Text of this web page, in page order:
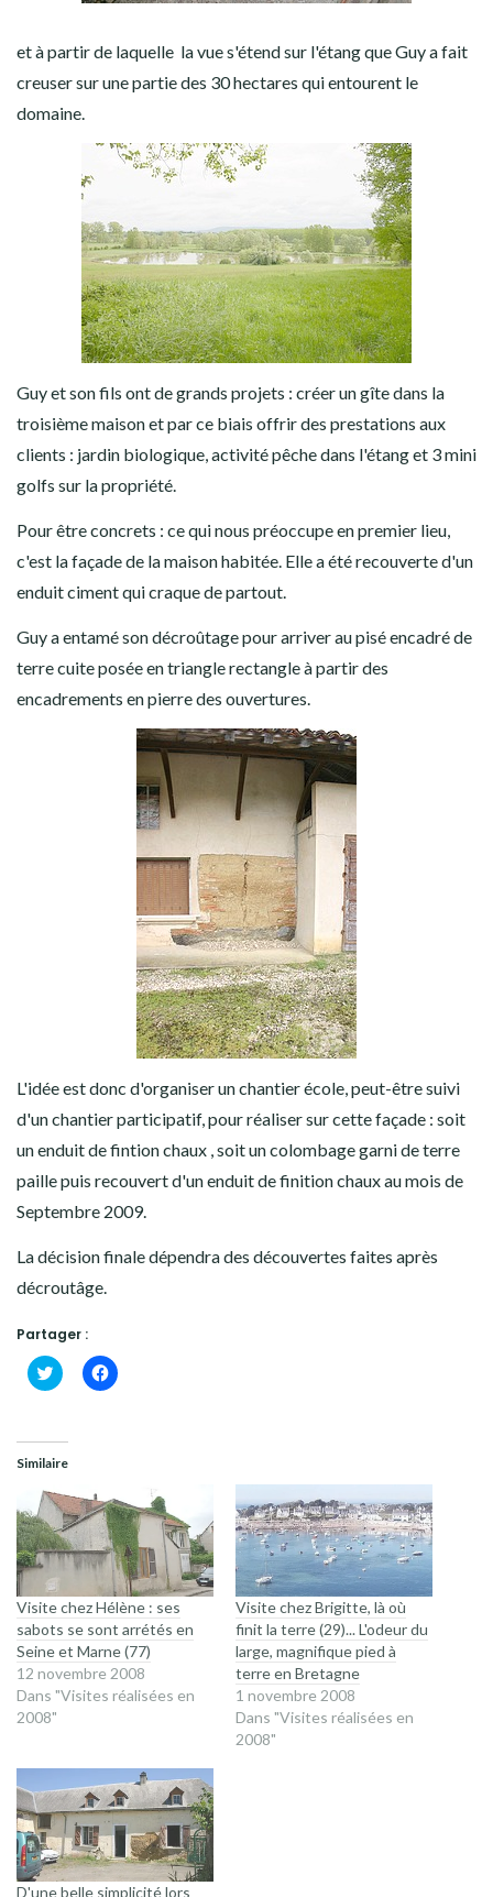
et à partir de laquelle la vue s'étend sur l'étang que Guy a fait
creuser sur une partie des 30 hectares qui entourent le
domaine.
Guy et son fils ont de grands projets : créer un gîte dans la
troisième maison et par ce biais offrir des prestations aux
clients : jardin biologique, activité pêche dans l'étang et 3 mini
golfs sur la propriété.
Pour être concrets : ce qui nous préoccupe en premier lieu,
c'est la façade de la maison habitée. Elle a été recouverte d'un
enduit ciment qui craque de partout.
Guy a entamé son décroûtage pour arriver au pisé encadré de
terre cuite posée en triangle rectangle à partir des
encadrements en pierre des ouvertures.
L'idée est donc d'organiser un chantier école, peut-être suivi
d'un chantier participatif, pour réaliser sur cette façade : soit
un enduit de fintion chaux , soit un colombage garni de terre
paille puis recouvert d'un enduit de finition chaux au mois de
Septembre 2009.
La décision finale dépendra des découvertes faites après
décroutâge.
Partager :
Cliquez
pour
dans
nouvelle
Cliquez
pour
fenêtre)
Similaire
Visite chez Hélène : ses
sabots se sont arrétés en
Seine et Marne (77)
12 novembre 2008
Dans "Visites réalisées en
2008"
Visite chez Brigitte, là où
finit la terre (29)... L'odeur du
large, magnifique pied à
terre en Bretagne
1 novembre 2008
Dans "Visites réalisées en
2008"
D'une belle simplicité lors